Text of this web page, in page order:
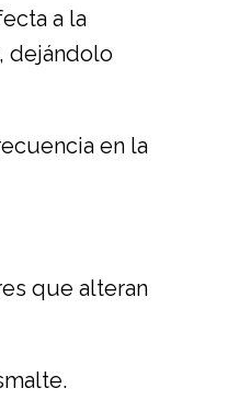
a la
dejándolo
en la
que alteran